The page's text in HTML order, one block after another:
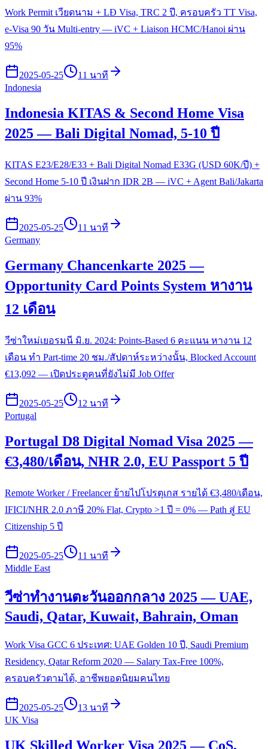
Work Permit เวียดนาม + LĐ Visa, TRC 2 ปี, ครอบครัว TT Visa,
e-Visa 90 วัน Multi-entry — iVC + Liaison HCMC/Hanoi ผ่าน
95%
2025-05-25
11 นาที
Indonesia
Indonesia KITAS & Second Home Visa
2025 — Bali Digital Nomad, 5-10 ปี
KITAS E23/E28/E33 + Bali Digital Nomad E33G (USD 60K/ปี) +
Second Home 5-10 ปี เงินฝาก IDR 2B — iVC + Agent Bali/Jakarta
ผ่าน 93%
2025-05-25
11 นาที
Germany
Germany Chancenkarte 2025 —
Opportunity Card Points System หางาน
12 เดือน
วีซ่าใหม่เยอรมนี มิ.ย. 2024: Points-Based 6 คะแนน หางาน 12
เดือน ทำ Part-time 20 ชม./สัปดาห์ระหว่างนั้น, Blocked Account
€13,092 — เปิดประตูคนที่ยังไม่มี Job Offer
2025-05-25
12 นาที
Portugal
Portugal D8 Digital Nomad Visa 2025 —
€3,480/เดือน, NHR 2.0, EU Passport 5 ปี
Remote Worker / Freelancer ย้ายไปโปรตุเกส รายได้ €3,480/เดือน,
IFICI/NHR 2.0 ภาษี 20% Flat, Crypto >1 ปี = 0% — Path สู่ EU
Citizenship 5 ปี
2025-05-25
11 นาที
Middle East
วีซ่าทำงานตะวันออกกลาง 2025 — UAE,
Saudi, Qatar, Kuwait, Bahrain, Oman
Work Visa GCC 6 ประเทศ: UAE Golden 10 ปี, Saudi Premium
Residency, Qatar Reform 2020 — Salary Tax-Free 100%,
ครอบครัวตามได้, อาชีพยอดนิยมคนไทย
2025-05-25
13 นาที
UK Visa
UK Skilled Worker Visa 2025 — CoS,